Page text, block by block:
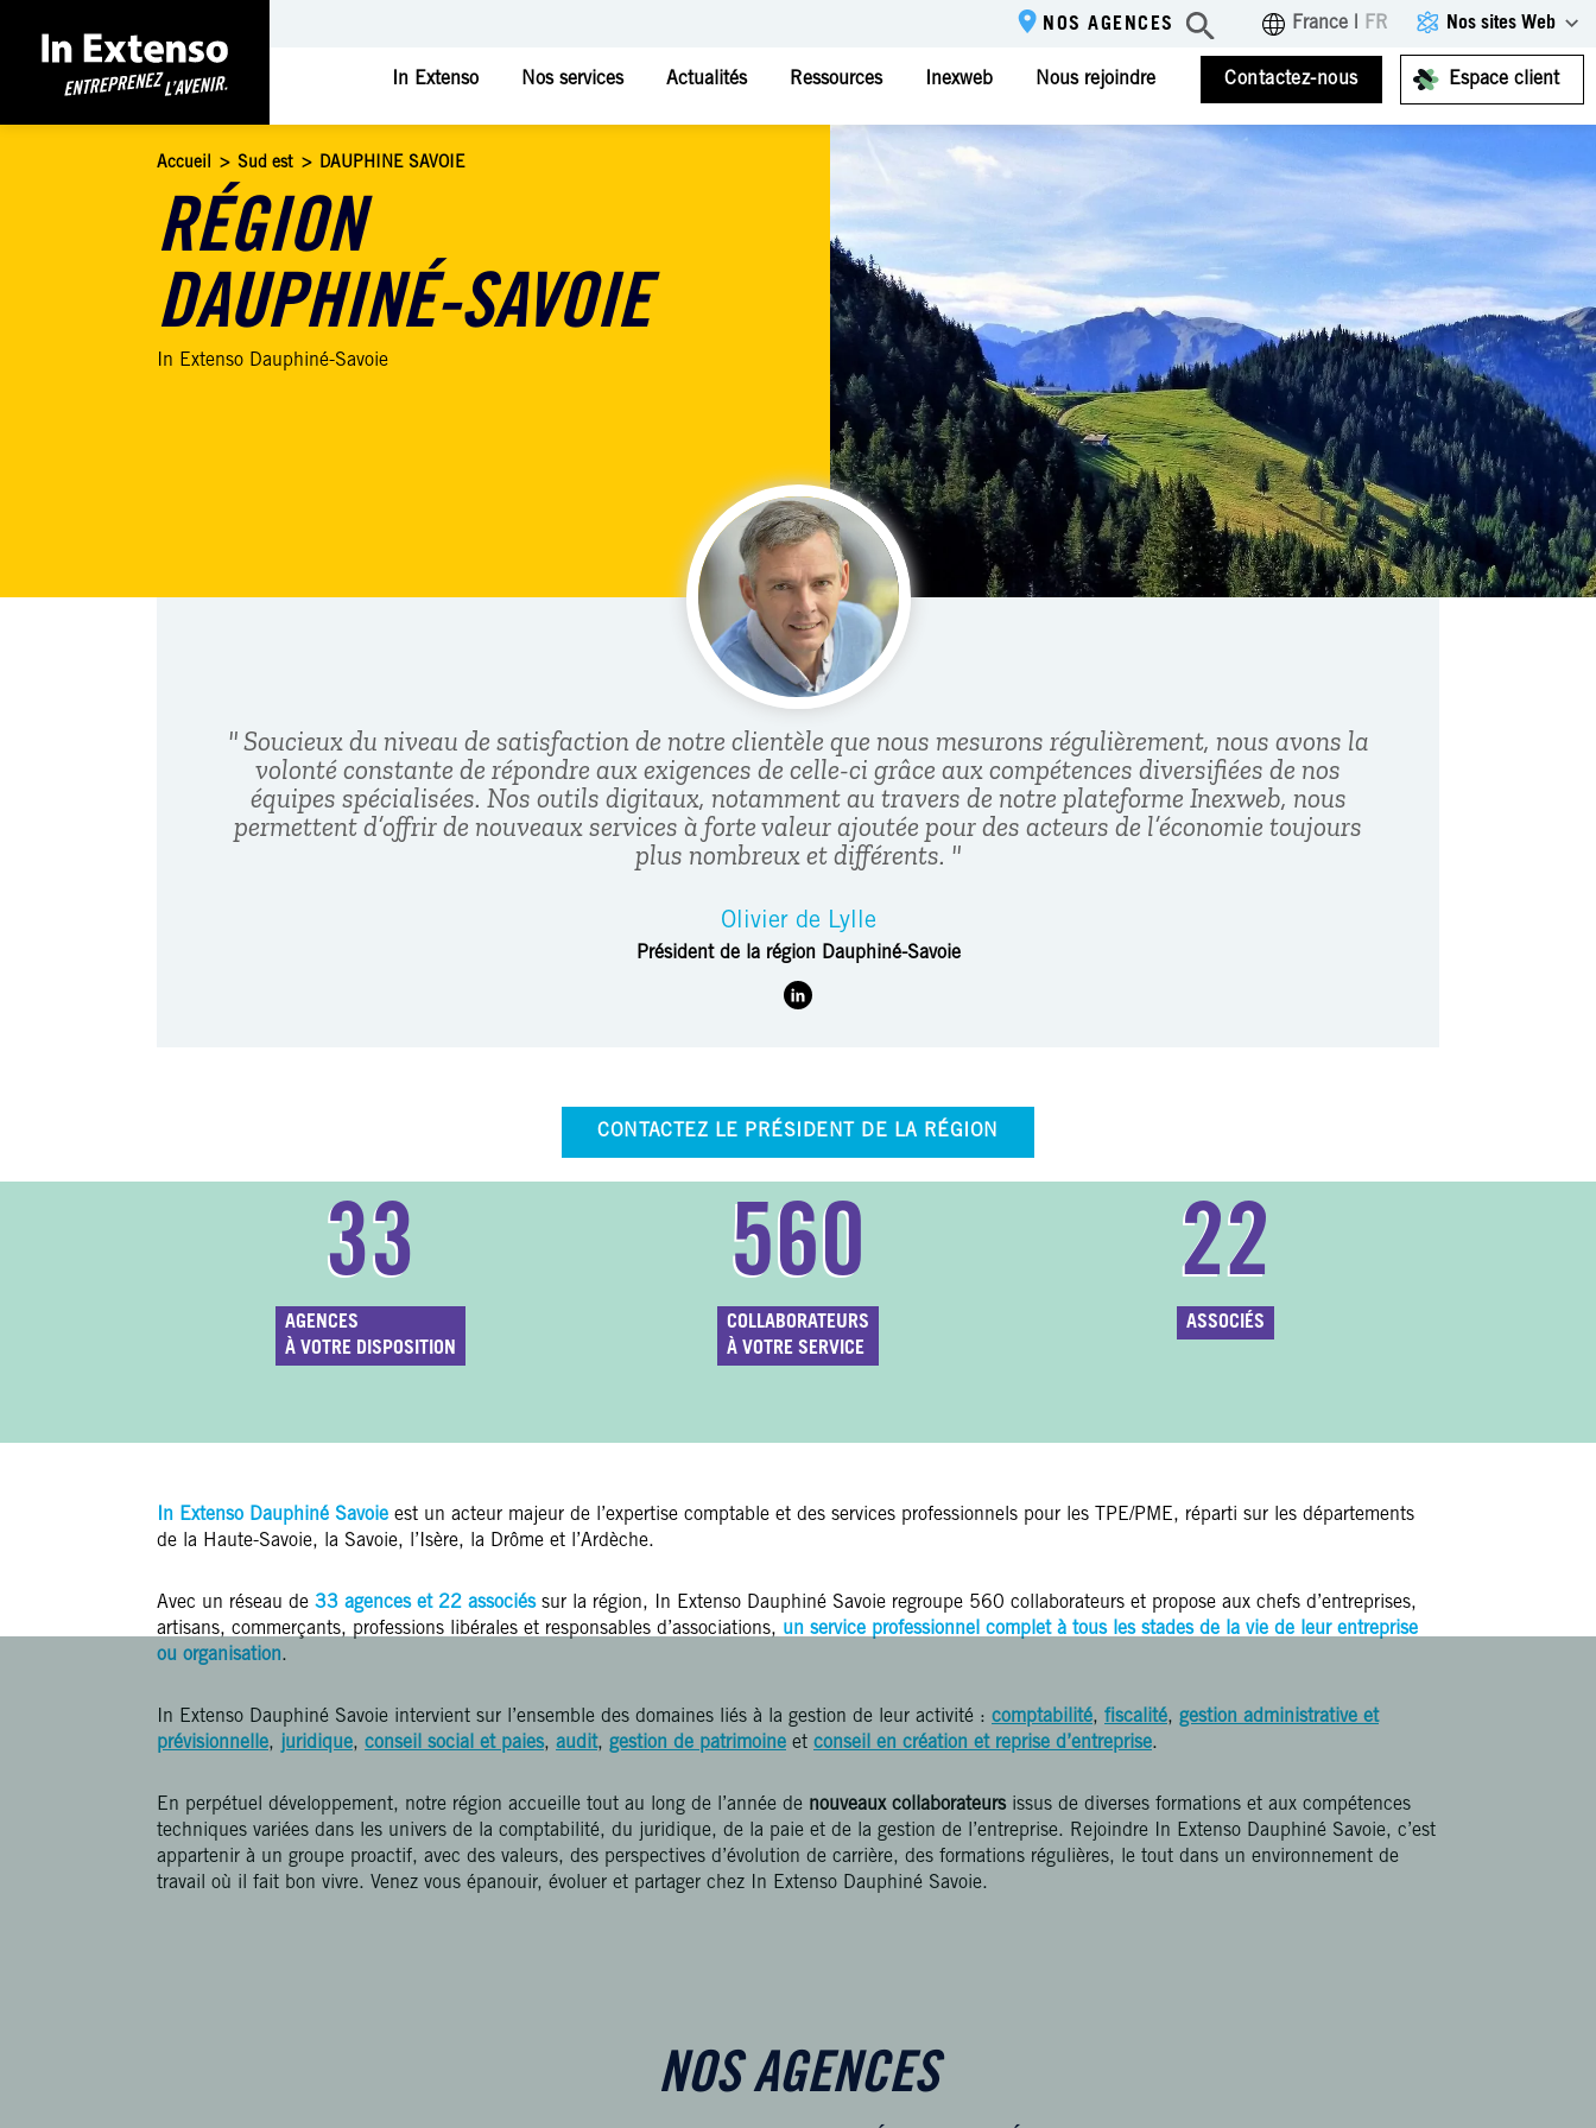
NOS AGENCES France FR Nos sites Web
In Extenso Nos services Actualités Ressources Inexweb Nous rejoindre Contactez-nous Espace client
Accueil > Sud est > DAUPHINE SAVOIE
RÉGION
DAUPHINÉ-SAVOIE
In Extenso Dauphiné-Savoie
" Soucieux du niveau de satisfaction de notre clientèle que nous mesurons régulièrement, nous avons la
volonté constante de répondre aux exigences de celle-ci grâce aux compétences diversifiées de nos
équipes spécialisées. Nos outils digitaux, notamment au travers de notre plateforme Inexweb, nous
permettent d’offrir de nouveaux services à forte valeur ajoutée pour des acteurs de l’économie toujours
plus nombreux et différents. "
Olivier de Lylle
Président de la région Dauphiné-Savoie
CONTACTEZ LE PRÉSIDENT DE LA RÉGION
33
AGENCES
À VOTRE DISPOSITION
560
COLLABORATEURS
À VOTRE SERVICE
22
ASSOCIÉS
In Extenso Dauphiné Savoie est un acteur majeur de l’expertise comptable et des services professionnels pour les TPE/PME, réparti sur les départements
de la Haute-Savoie, la Savoie, l’Isère, la Drôme et l’Ardèche.
Avec un réseau de 33 agences et 22 associéssur la région, In Extenso Dauphiné Savoie regroupe 560 collaborateurs et propose aux chefs d’entreprises,
artisans, commerçants, professions libérales et responsables d’associations, un service professionnel complet à tous les stades de la vie de leur entreprise
ou organisation.
In Extenso Dauphiné Savoie intervient sur l’ensemble des domaines liés à la gestion de leur activité : comptabilité, fiscalité, gestion administrative et
prévisionnelle, juridique, conseil social et paies, audit, gestion de patrimoine et conseil en création et reprise d’entreprise.
En perpétuel développement, notre région accueille tout au long de l’année de nouveaux collaborateurs issus de diverses formations et aux compétences
techniques variées dans les univers de la comptabilité, du juridique, de la paie et de la gestion de l’entreprise. Rejoindre In Extenso Dauphiné Savoie, c’est
appartenir à un groupe proactif, avec des valeurs, des perspectives d’évolution de carrière, des formations régulières, le tout dans un environnement de
travail où il fait bon vivre. Venez vous épanouir, évoluer et partager chez In Extenso Dauphiné Savoie.
NOS AGENCES